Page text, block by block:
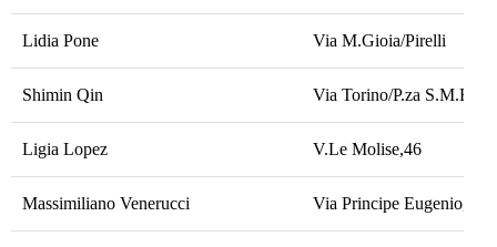
Lidia Pone Via M.Gioia/Pirelli
Shimin Qin Via Torino/P.za
Ligia Lopez V.Le Molise,46
Massimiliano Venerucci Via Principe Eugenio,4